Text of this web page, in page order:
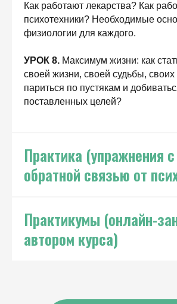
Как работают лекарства? Как
психотехники? Необходимые
физиологии для каждого.
УРОК 8. Максимум жизни: как
своей жизни, своей судьбы,
париться по пустякам и
поставленных целей?
Практика (упражнения с
обратной связью от
Практикумы (онлайн-
автором курса)